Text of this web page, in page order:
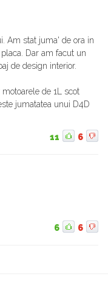
Am stat juma' de ora in
Dar am facut un
de design interior.
de 1L scot
jumatatea unui D4D
11 6
6 6